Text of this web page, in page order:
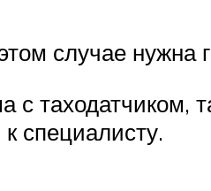
случае нужна
таходатчиком,
специалисту.